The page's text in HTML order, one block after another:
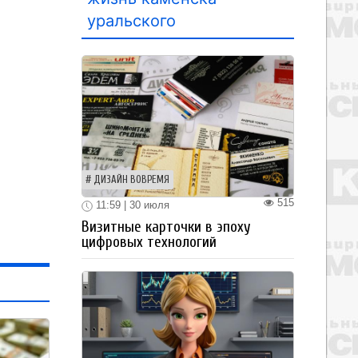
уральского
ДИЗАЙН ВОВРЕМЯ
515
11:59 | 30 июля
Визитные карточки в эпоху
цифровых технологий